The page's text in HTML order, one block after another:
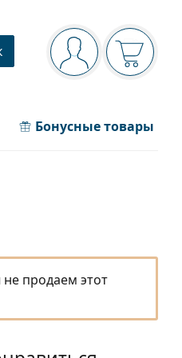
Панель навигации
Вы вошли вВаша
Бонусные товары
продаем этот